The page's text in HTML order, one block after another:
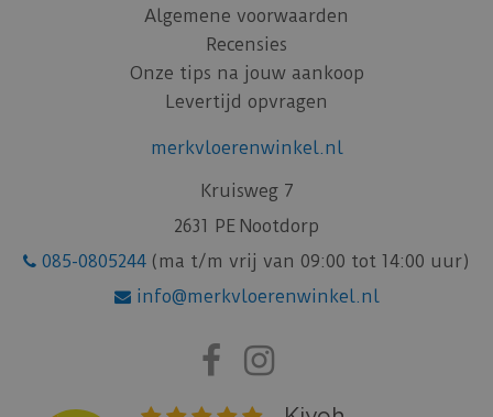
Algemene voorwaarden
Recensies
Onze tips na jouw aankoop
Levertijd opvragen
merkvloerenwinkel.nl
Kruisweg 7
2631 PE Nootdorp
085-0805244 (ma t/m vrij van 09:00 tot 14:00 uur)
info@merkvloerenwinkel.nl